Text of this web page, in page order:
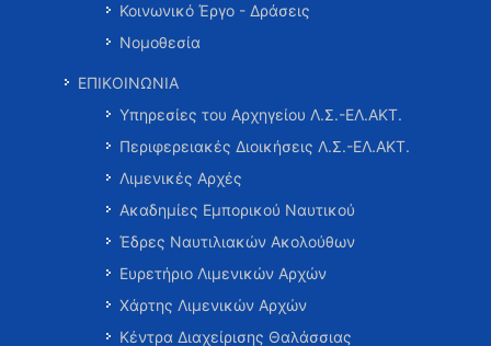
Κοινωνικό Έργο - Δράσεις
Νομοθεσία
ΕΠΙΚΟΙΝΩΝΙΑ
Υπηρεσίες του Αρχηγείου Λ.Σ.-ΕΛ.ΑΚΤ.
Περιφερειακές Διοικήσεις Λ.Σ.-ΕΛ.ΑΚΤ.
Λιμενικές Αρχές
Ακαδημίες Εμπορικού Ναυτικού
Έδρες Ναυτιλιακών Ακολούθων
Ευρετήριο Λιμενικών Αρχών
Χάρτης Λιμενικών Αρχών
Κέντρα Διαχείρισης Θαλάσσιας